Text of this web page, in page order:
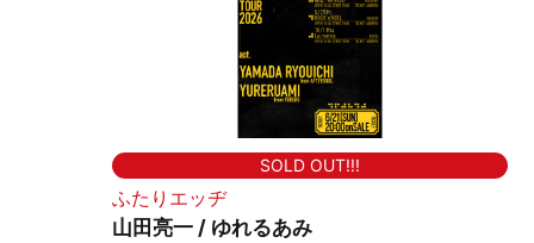
SOLD OUT!!!
ふたりエッヂ
山田亮一 / ゆれるあみ